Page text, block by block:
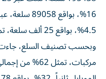
4.5%، بواقع 25 ألف سلعة، تمت عبر 22 طلباً.